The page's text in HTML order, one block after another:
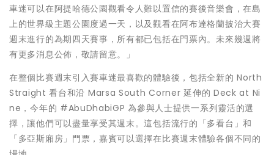
車迷可以在阿提哈德公園觀看令人難以置信的賽後音樂會，在島
上的世界級主題公園度過一天，以及觀看在阿布達格蘭披治大賽
週末進行的為期四天賽事，所有都已包括在門票內。未來幾週將
有更多消息公佈，敬請留意。」
在整個比賽週末引入賽車迷最喜歡的體驗後，包括全新的 North
Straight 看台和沿 Marsa South Corner 延伸的 Deck at Ni
ne，今年的 #AbuDhabiGP 為參與人士提供一系列靈活的選
擇，讓他們可以盡量享受其週末。這包括流行的「多看台」和
「多亞斯廂房」門票，嘉賓可以選擇在比賽週末體驗各個不同的